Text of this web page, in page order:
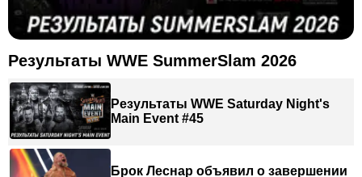
Результаты WWE SummerSlam 2026
Результаты WWE Saturday Night's
Main Event #45
Брок Леснар объявил о завершении